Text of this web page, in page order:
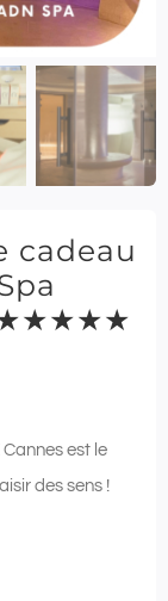
cadeau
★★★★★
est le
des sens !